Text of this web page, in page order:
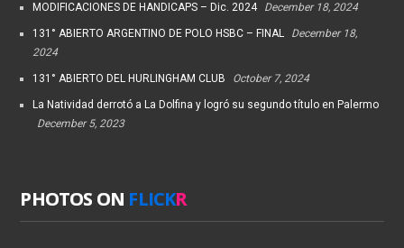
MODIFICACIONES DE HANDICAPS – Dic. 2024 December 18, 2024
131° ABIERTO ARGENTINO DE POLO HSBC – FINAL
December 18,
2024
131° ABIERTO DEL HURLINGHAM CLUB October 7, 2024
La Natividad derrotó a La Dolfina y logró su segundo título en Palermo
December 5, 2023
PHOTOS ON FLICKR